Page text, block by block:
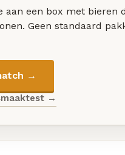
aan een box met bieren
Geen standaard
→
→